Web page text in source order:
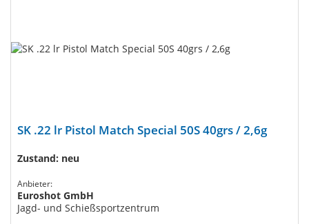
SK .22 lr Pistol Match Special 50S 40grs / 2,6g
Zustand: neu
Anbieter:
Euroshot GmbH
Jagd- und Schießsportzentrum